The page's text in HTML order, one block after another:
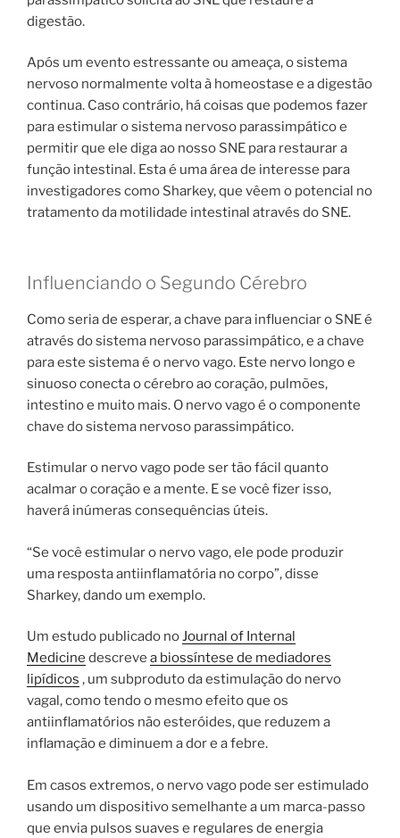
digestão.
Após um evento estressante ou ameaça, o sistema
nervoso normalmente volta à homeostase e a digestão
continua. Caso contrário, há coisas que podemos fazer
para estimular o sistema nervoso parassimpático e
permitir que ele diga ao nosso SNE para restaurar a
função intestinal. Esta é uma área de interesse para
investigadores como Sharkey, que vêem o potencial no
tratamento da motilidade intestinal através do SNE.
Influenciando o Segundo Cérebro
Como seria de esperar, a chave para influenciar o SNE é
através do sistema nervoso parassimpático, e a chave
para este sistema é o nervo vago. Este nervo longo e
sinuoso conecta o cérebro ao coração, pulmões,
intestino e muito mais. O nervo vago é o componente
chave do sistema nervoso parassimpático.
Estimular o nervo vago pode ser tão fácil quanto
acalmar o coração e a mente. E se você fizer isso,
haverá inúmeras consequências úteis.
“Se você estimular o nervo vago, ele pode produzir
uma resposta antiinflamatória no corpo”, disse
Sharkey, dando um exemplo.
Um estudo publicado noJournal of Internal
Medicine descreve a biossíntese de mediadores
lipídicos , um subproduto da estimulação do nervo
vagal, como tendo o mesmo efeito que os
antiinflamatórios não esteróides, que reduzem a
inflamação e diminuem a dor e a febre.
Em casos extremos, o nervo vago pode ser estimulado
usando um dispositivo semelhante a um marca-passo
que envia pulsos suaves e regulares de energia